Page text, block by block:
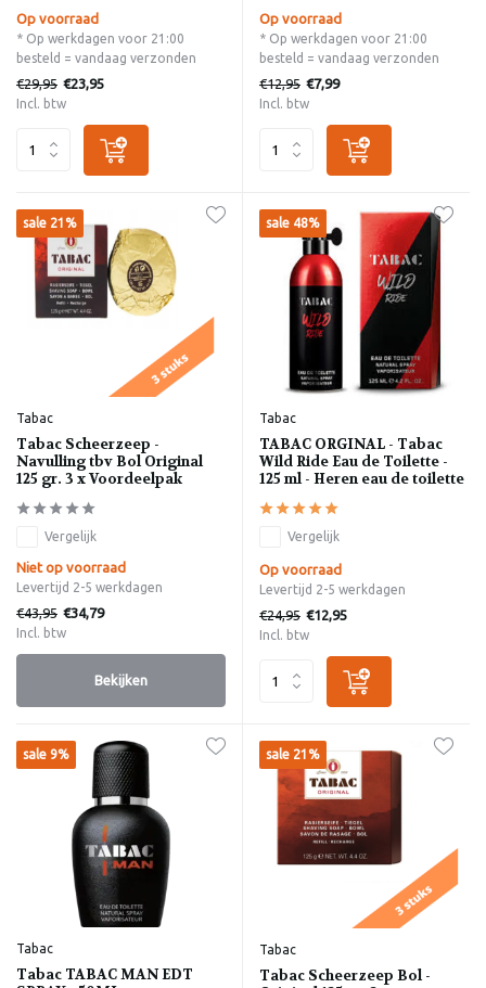
Op voorraad
* Op werkdagen voor 21:00
besteld = vandaag verzonden
€29,95 €23,95
Incl. btw
Op voorraad
* Op werkdagen voor 21:00
besteld = vandaag verzonden
€12,95 €7,99
Incl. btw
sale 21%
Tabac
Tabac Scheerzeep -
Navulling tbv Bol Original
125 gr. 3 x Voordeelpak
Vergelijk
Niet op voorraad
Levertijd 2-5 werkdagen
€43,95 €34,79
Incl. btw
Bekijken
sale 48%
Tabac
TABAC ORGINAL - Tabac
Wild Ride Eau de Toilette -
125 ml - Heren eau de toilette
Vergelijk
Op voorraad
Levertijd 2-5 werkdagen
€24,95 €12,95
Incl. btw
sale 9%
Tabac
Tabac TABAC MAN EDT
sale 21%
Tabac
Tabac Scheerzeep Bol -